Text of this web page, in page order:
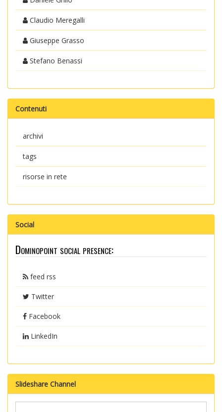
Claudio Meregalli
Giuseppe Grasso
Stefano Benassi
Contenuti
archivi
tags
risorse in rete
Social
Dominopoint social presence:
feed rss
Twitter
Facebook
LinkedIn
Slideshare Channel